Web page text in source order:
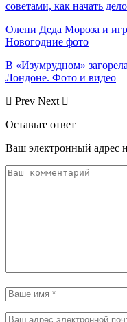
советами, как начать
Олени Деда Мороза и
Новогодние фото
В «Изумрудном»
Лондоне. Фото и видео
Prev Next
Оставьте ответ
Ваш электронный адрес